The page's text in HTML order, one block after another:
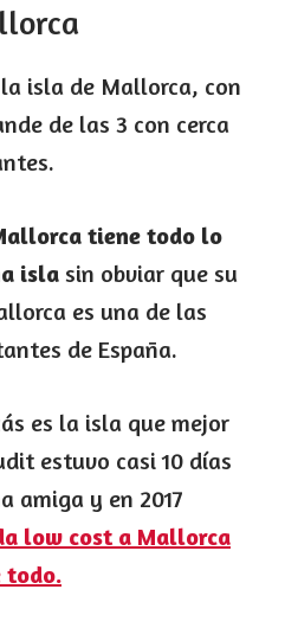
isla de Mallorca, con
de las 3 con cerca
tiene todo lo
isla sin obviar que su
es una de las
de España.
es la isla que mejor
estuvo casi 10 días
amiga y en 2017
low cost a Mallorca
todo.